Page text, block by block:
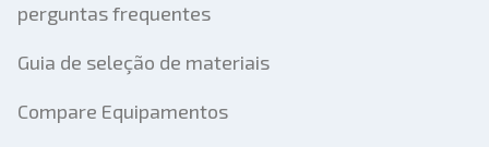
perguntas frequentes
Guia de seleção de materiais
Compare Equipamentos